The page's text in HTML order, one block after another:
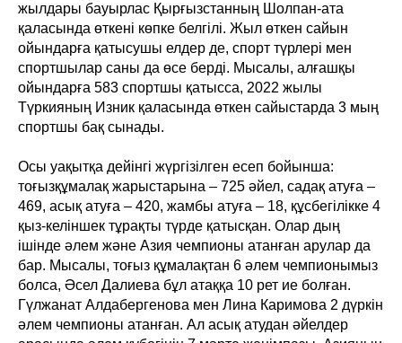
жылдары бауырлас Қырғызстанның Шолпан-ата
қаласында өткені көпке белгілі. Жыл өткен сайын
ойындарға қатысушы елдер де, спорт түрлері мен
спортшылар саны да өсе берді. Мысалы, алғашқы
ойындарға 583 спортшы қатысса, 2022 жылы
Түркияның Изник қаласында өткен сайыстарда 3 мың
спортшы бақ сынады.
Осы уақытқа дейінгі жүргізілген есеп бойынша:
тоғызқұмалақ жарыстарына – 725 әйел, садақ атуға –
469, асық атуға – 420, жамбы атуға – 18, құсбегілікке 4
қыз-келіншек тұрақты түрде қатысқан. Олар дың
ішінде әлем және Азия чемпионы атанған арулар да
бар. Мысалы, тоғыз құмалақтан 6 әлем чемпионымыз
болса, Әсел Далиева бұл атаққа 10 рет ие болған.
Гүлжанат Алдабергенова мен Лина Каримова 2 дүркін
әлем чемпионы атанған. Ал асық атудан әйелдер